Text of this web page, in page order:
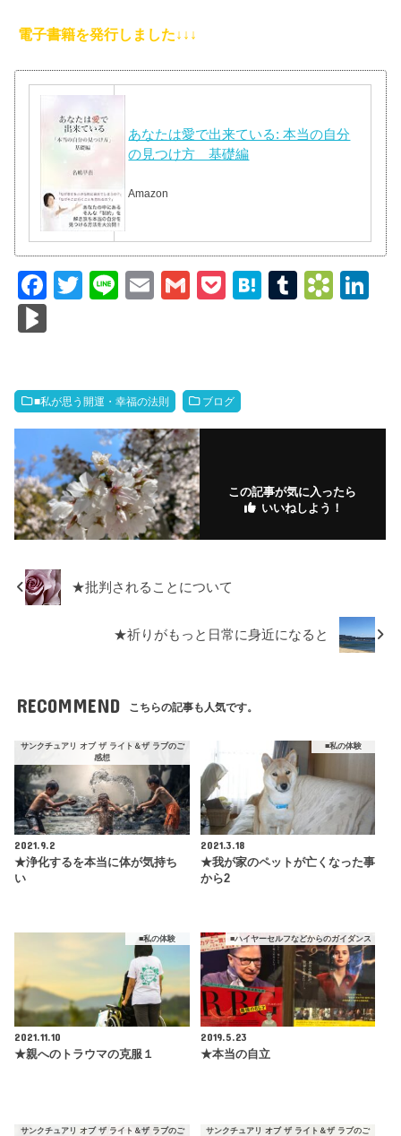
電子書籍を発行しました↓↓↓
あなたは愛で出来ている: 本当の自分
の見つけ方 基礎編
Amazon
F
b
o
o
k
T
Li
E
G
P
H
T
B
ar
.fr
n
M
ar
ks
■私が思う開運・幸福の法則 ブログ
この記事が気に入ったら
いいねしよう！
★批判されることについて
★祈りがもっと日常に身近になると
RECOMMEND こちらの記事も人気です。
サンクチュアリ オブ ザ ライト＆ザ ラブのご
感想
2021.9.2
★浄化するを本当に体が気持ち
い
■私の体験
2021.3.18
★我が家のペットが亡くなった事
から2
■私の体験
2021.11.10
★親へのトラウマの克服１
■ハイヤーセルフなどからのガイダンス
2019.5.23
★本当の自立
サンクチュアリ オブ ザ ライト＆ザ ラブのご
サンクチュアリ オブ ザ ライト＆ザ ラブのご